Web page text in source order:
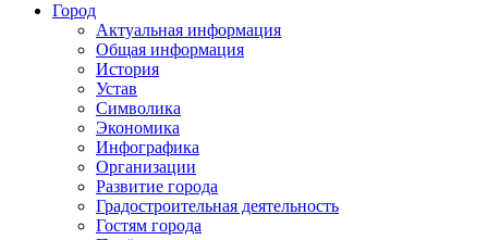
Город
Актуальная информация
Общая информация
История
Устав
Символика
Экономика
Инфографика
Организации
Развитие города
Градостроительная деятельность
Гостям города